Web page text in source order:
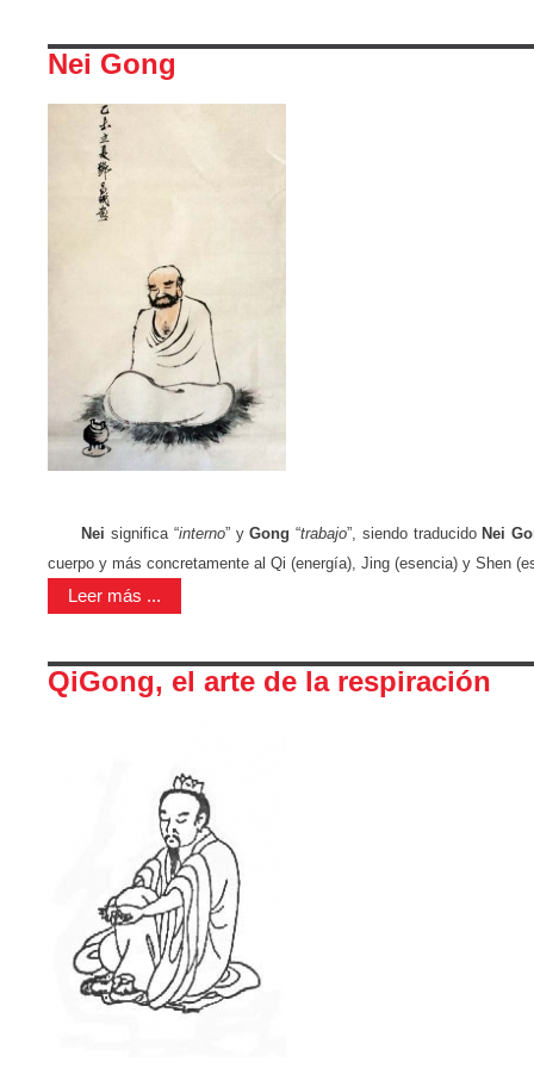
Nei Gong
Nei significa “interno” yGong “trabajo”, siendo traducido Nei
cuerpo y más concretamente al Qi (energía), Jing (esencia) y Shen
Leer más ...
QiGong, el arte de la respiración